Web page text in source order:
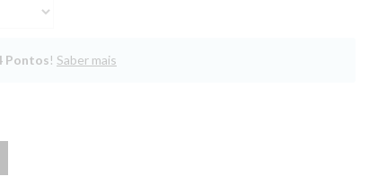
Pontos! Saber mais